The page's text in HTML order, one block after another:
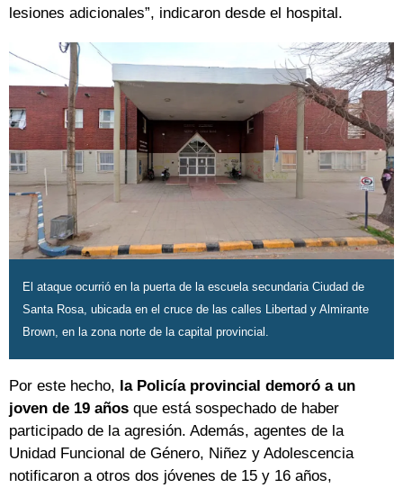
lesiones adicionales”, indicaron desde el hospital.
El ataque ocurrió en la puerta de la escuela secundaria Ciudad de
Santa Rosa, ubicada en el cruce de las calles Libertad y Almirante
Brown, en la zona norte de la capital provincial.
Por este hecho, la Policía provincial demoró a un
joven de 19 años que está sospechado de haber
participado de la agresión. Además, agentes de la
Unidad Funcional de Género, Niñez y Adolescencia
notificaron a otros dos jóvenes de 15 y 16 años,